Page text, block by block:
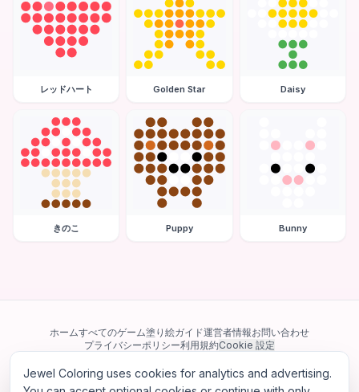
レッドハート Golden Star Daisy
きのこ Puppy Bunny
ホームすべてのゲーム塗り絵ガイド運営者情報お問い合わせ
プライバシーポリシー利用規約Cookie 設定
当サイトは Google AdSense を含む第三者広告ネットワークを利用してい
ます。一部のサードパーティ Cookie を使用してパーソナライズ広告を配信
Jewel Coloring uses cookies for analytics and advertising.